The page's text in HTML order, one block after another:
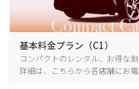
基本料金プラン（C1）
コンパクトのレンタル、お得な
詳細は、こちらから各店舗にお電